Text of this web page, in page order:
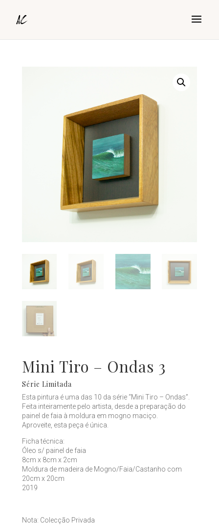
Mini Tiro – Ondas 3
Série Limitada
Esta pintura é uma das 10 da série “Mini Tiro – Ondas”.
Feita inteiramente pelo artista, desde a preparação do
painel de faia à moldura em mogno maciço.
Aproveite, esta peça é única.
Ficha técnica:
Óleo s/ painel de faia
8cm x 8cm x 2cm
Moldura de madeira de Mogno/Faia/Castanho com
20cm x 20cm
2019
Nota: Colecção Privada